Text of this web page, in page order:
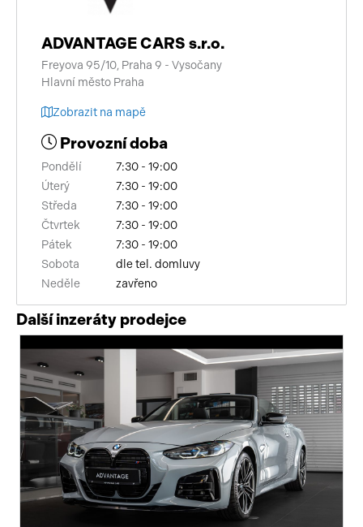
výškově nastavitelná sedadla
řazení pádly pod volantem
kožené čalounění
sportovní sedadla
aut. zabrzdění v kopci
bluetooth
palubní počítač
autorádio
multifunkční volant
nastavitelný volant
výškově nastavitelné sedadlo řidiče
isofix
el. seřiditelná sedadla
alu kola
ADVANTAGE CARS s.r.o.
Freyova 95/10, Praha 9 - Vysočany
Hlavní město Praha
Zobrazit na mapě
Provozní doba
Pondělí
7:30 - 19:00
Úterý
7:30 - 19:00
Středa
7:30 - 19:00
Čtvrtek
7:30 - 19:00
Pátek
7:30 - 19:00
Sobota
dle tel. domluvy
Neděle
zavřeno
Další inzeráty prodejce